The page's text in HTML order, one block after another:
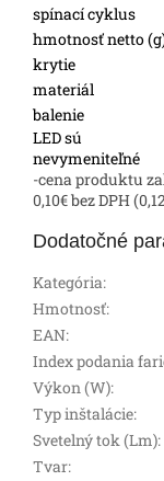
spínací cyklus
hmotnosť netto
krytie
materiál
balenie
LED sú
nevymeniteľné
-cena produktu
0,10€ bez DPH
Dodatočné
Kategória:
Hmotnosť:
EAN:
Index podania
Výkon (W):
Typ inštalácie:
Svetelný tok (Lm):
Tvar: